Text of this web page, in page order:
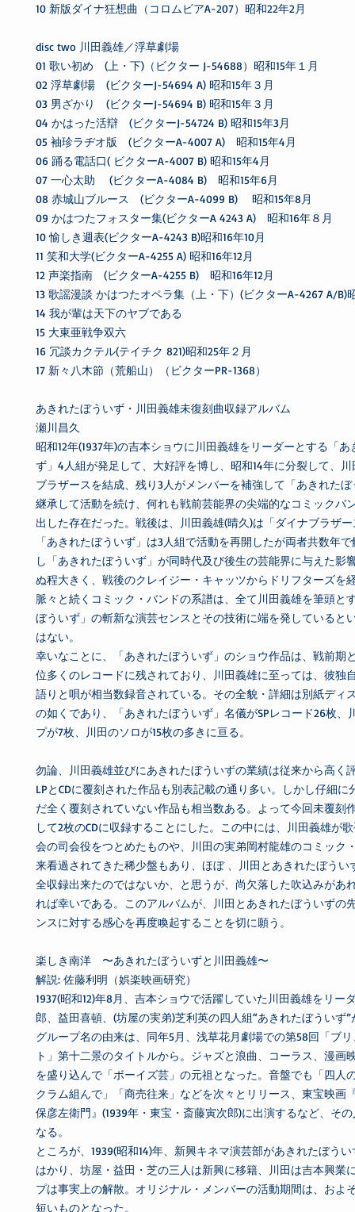
10 新版ダイナ狂想曲（コロムビアA-207）昭和22年2月
disc two 川田義雄／浮草劇場
01 歌い初め (上・下)（ビクター J-54688）昭和15年１月
02 浮草劇場 (ビクターJ-54694 A) 昭和15年３月
03 男ざかり (ビクターJ-54694 B) 昭和15年３月
04 かはった活辯 (ビクターJ-54724 B) 昭和15年3月
05 袖珍ラヂオ版 (ビクターA-4007 A) 昭和15年4月
06 踊る電話口( ビクターA-4007 B) 昭和15年4月
07 一心太助 (ビクターA-4084 B) 昭和15年6月
08 赤城山ブルース (ビクターA-4099 B) 昭和15年8月
09 かはつたフォスター集(ビクターA 4243 A) 昭和16年８月
10 愉しき週表(ビクターA-4243 B)昭和16年10月
11 笑和大学(ビクターA-4255 A) 昭和16年12月
12 声楽指南 (ビクターA-4255 B) 昭和16年12月
13 歌謡漫談 かはつたオペラ集（上・下）(ビクターA-4267 A/B)
14 我が輩は天下のヤブである
15 大東亜戦争双六
16 冗談カクテル(テイチク 821)昭和25年２月
17 新々八木節（荒船山）（ビクターPR-1368）
あきれたぼういず・川田義雄未復刻曲収録アルバム
瀬川昌久
昭和12年(1937年)の吉本ショウに川田義雄をリーダーとする「
ず」4人組が発足して、大好評を博し、昭和14年に分裂して、
ブラザースを結成、残り3人がメンバーを補強して「あきれた
継承して活動を続け、何れも戦前芸能界の尖端的なコミックバ
出した存在だった。戦後は、川田義雄(晴久)は「ダイナブラザ
「あきれたぼういず」は3人組で活動を再開したが両者共数年
し「あきれたぼういず」が同時代及び後生の芸能界に与えた影
ぬ程大きく、戦後のクレイジー・キャッツからドリフターズを
脈々と続くコミック・バンドの系譜は、全て川田義雄を筆頭と
ぼういず」の斬新な演芸センスとその技術に端を発していると
はない。
幸いなことに、「あきれたぼういず」のショウ作品は、戦前期
位多くのレコードに残されており、川田義雄に至っては、彼独
語りと唄が相当数録音されている。その全貌・詳細は別紙ディ
の如くであり、「あきれたぼういず」名儀がSPレコード26枚、
プが7枚、川田のソロが15枚の多きに亘る。
勿論、川田義雄並びにあきれたぼういずの業績は従来から高く
LPとCDに覆刻された作品も別表記載の通り多い。しかし仔細に
だ全く覆刻されていない作品も相当数ある。よって今回未覆刻
して2枚のCDに収録することにした。この中には、川田義雄が
会の司会役をつとめたものや、川田の実弟岡村龍雄のコミック
来看過されてきた稀少盤もあり、ほぼ 、川田とあきれたぼうい
全収録出来たのではないか、と思うが、尚欠落した吹込みがあ
れば幸いである。このアルバムが、川田とあきれたぼういずの
ンスに対する感心を再度喚起することを切に願う。
楽しき南洋 〜あきれたぼういずと川田義雄〜
解説: 佐藤利明（娯楽映画研究）
1937(昭和12)年8月、吉本ショウで活躍していた川田義雄をリー
郎、益田喜頓、(坊屋の実弟)芝利英の四人組“あきれたぼういず
グループ名の由来は、同年5月、浅草花月劇場での第58回「ブ
ト」第十二景のタイトルから。ジャズと浪曲、コーラス、漫画
を盛り込んで「ボーイズ芸」の元祖となった。音盤でも「四人
クラム組んで」「商売往来」などを次々とリリース、東宝映画
保彦左衛門』(1939年・東宝・斎藤寅次郎)に出演するなど、そ
なる。
ところが、1939(昭和14)年、新興キネマ演芸部があきれたぼう
はかり、坊屋・益田・芝の三人は新興に移籍、川田は吉本興業
プは事実上の解散。オリジナル・メンバーの活動期間は、およ
短いものとなった。